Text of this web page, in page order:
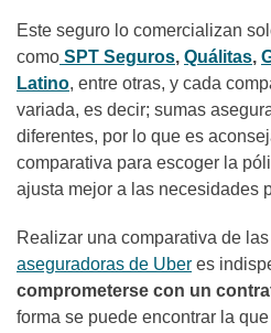
Este seguro lo comercializan
como SPT Seguros, Quálitas,
Latino, entre otras, y cada
variada, es decir; sumas
diferentes, por lo que es
comparativa para escoger la
ajusta mejor a las necesidades
Realizar una comparativa de
aseguradoras de Uber es
comprometerse con un
forma se puede encontrar la